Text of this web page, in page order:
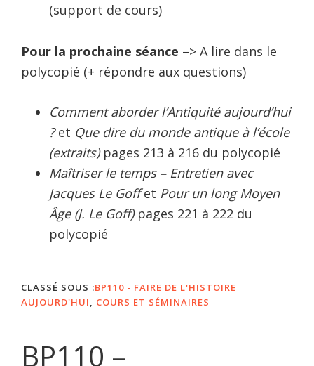
(support de cours)
Pour la prochaine séance –> A lire dans le
polycopié (+ répondre aux questions)
Comment aborder l’Antiquité aujourd’hui
?et Que dire du monde antique à l’école
(extraits) pages 213 à 216 du polycopié
Maîtriser le temps – Entretien avec
Jacques Le Goffet Pour un long Moyen
Âge (J. Le Goff) pages 221 à 222 du
polycopié
CLASSÉ SOUS :BP110 - FAIRE DE L'HISTOIRE
AUJOURD'HUI
COURS ET SÉMINAIRES
BP110 –